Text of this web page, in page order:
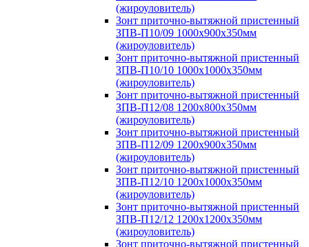
(жироуловитель)
Зонт приточно-вытяжной пристенный
ЗПВ-П10/09 1000х900х350мм
(жироуловитель)
Зонт приточно-вытяжной пристенный
ЗПВ-П10/10 1000х1000х350мм
(жироуловитель)
Зонт приточно-вытяжной пристенный
ЗПВ-П12/08 1200х800х350мм
(жироуловитель)
Зонт приточно-вытяжной пристенный
ЗПВ-П12/09 1200х900х350мм
(жироуловитель)
Зонт приточно-вытяжной пристенный
ЗПВ-П12/10 1200х1000х350мм
(жироуловитель)
Зонт приточно-вытяжной пристенный
ЗПВ-П12/12 1200х1200х350мм
(жироуловитель)
Зонт приточно-вытяжной пристенный